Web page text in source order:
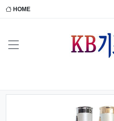
HOME